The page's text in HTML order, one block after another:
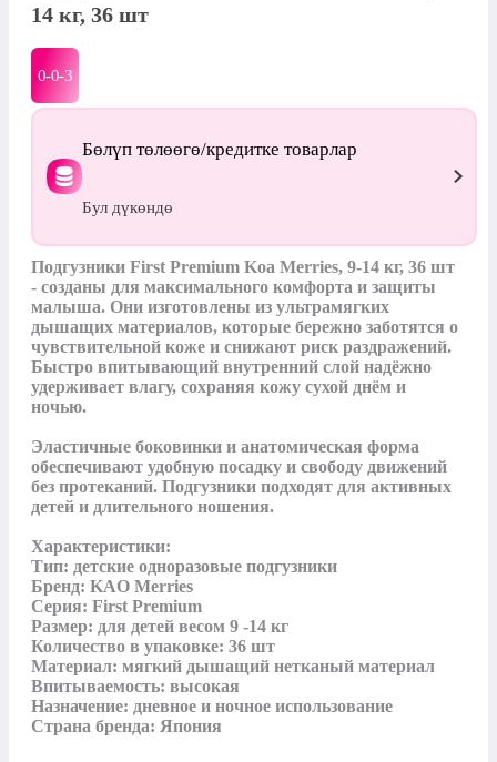
14 кг, 36 шт
0-0-3
Бөлүп төлөөгө/кредитке товарлар
Бул дүкөндө
Подгузники First Premium Koa Merries, 9-14 кг, 36 шт
- созданы для максимального комфорта и защиты
малыша. Они изготовлены из ультрамягких
дышащих материалов, которые бережно заботятся о
чувствительной коже и снижают риск раздражений.
Быстро впитывающий внутренний слой надёжно
удерживает влагу, сохраняя кожу сухой днём и
ночью.
Эластичные боковинки и анатомическая форма
обеспечивают удобную посадку и свободу движений
без протеканий. Подгузники подходят для активных
детей и длительного ношения.
Характеристики:
Тип: детские одноразовые подгузники
Бренд: KAO Merries
Серия: First Premium
Размер: для детей весом 9 -14 кг
Количество в упаковке: 36 шт
Материал: мягкий дышащий нетканый материал
Впитываемость: высокая
Назначение: дневное и ночное использование
Страна бренда: Япония